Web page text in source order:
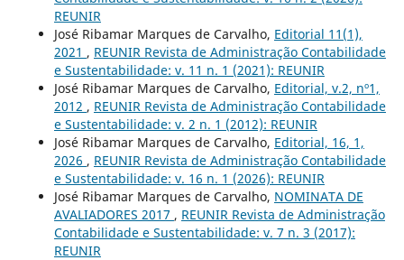
REUNIR
José Ribamar Marques de Carvalho, Editorial 11(1),
2021 , REUNIR Revista de Administração Contabilidade
e Sustentabilidade: v. 11 n. 1 (2021): REUNIR
José Ribamar Marques de Carvalho, Editorial, v.2, nº1,
2012 , REUNIR Revista de Administração Contabilidade
e Sustentabilidade: v. 2 n. 1 (2012): REUNIR
José Ribamar Marques de Carvalho, Editorial, 16, 1,
2026 , REUNIR Revista de Administração Contabilidade
e Sustentabilidade: v. 16 n. 1 (2026): REUNIR
José Ribamar Marques de Carvalho, NOMINATA DE
AVALIADORES 2017 , REUNIR Revista de Administração
Contabilidade e Sustentabilidade: v. 7 n. 3 (2017):
REUNIR